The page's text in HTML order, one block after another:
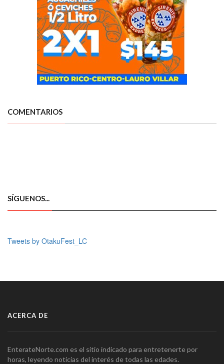
COMENTARIOS
SÍGUENOS...
Tweets by OtakuFest_LC
ACERCA DE
EnterateNorte.com es el sitio indicado para entretenerte por
horas, leyendo noticias del interés de todas las edades.